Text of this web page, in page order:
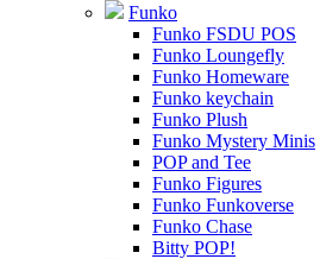
Funko
Funko FSDU POS
Funko Loungefly
Funko Homeware
Funko keychain
Funko Plush
Funko Mystery Minis
POP and Tee
Funko Figures
Funko Funkoverse
Funko Chase
Bitty POP!